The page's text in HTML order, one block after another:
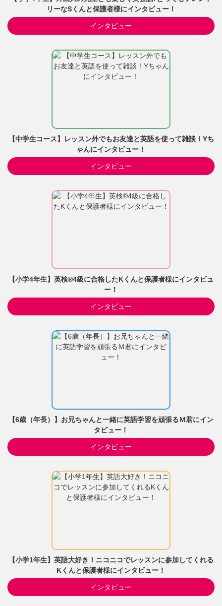
リーなSくんと保護者様にインタビュー！
インタビュー
【中学生コース】レッスン外でもお友達と英語を使って雑談！Yち
ゃんにインタビュー！
インタビュー
【小学4年生】英検®4級に合格したKくんと保護者様にインタビュ
ー！
インタビュー
【6歳（年長）】お兄ちゃんと一緒に英語学習を頑張るＭ君にイン
タビュー！
インタビュー
【小学1年生】英語大好き！ニコニコでレッスンに参加してくれる
Kくんと保護者様にインタビュー！
インタビュー